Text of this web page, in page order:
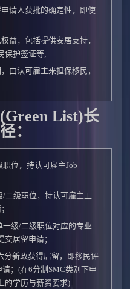
请人获批的确定性，即使
益，包括提供安居支持，
保护签证等;
由认可雇主来担保移民，
List)长
：
位，持认可雇主Job
/二级职位，持认可雇主工
一级/二级职位对应的专业
居留申请；
分新政获得居留，即移民评
；(在6分制SMC类别下申
的学历与薪资要求)